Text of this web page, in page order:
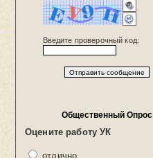
Введите проверочный код:
Общественный Опрос
Оцените работу УК
отлично